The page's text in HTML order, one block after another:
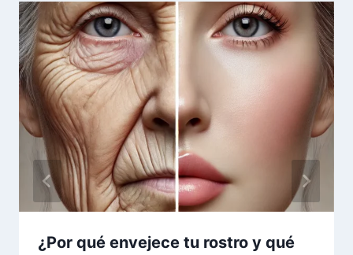
¿Por qué envejece tu rostro y qué